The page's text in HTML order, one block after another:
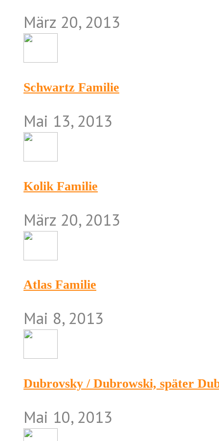
März 20, 2013
Schwartz Familie
Mai 13, 2013
Kolik Familie
März 20, 2013
Atlas Familie
Mai 8, 2013
Dubrovsky / Dubrowski, später
Mai 10, 2013